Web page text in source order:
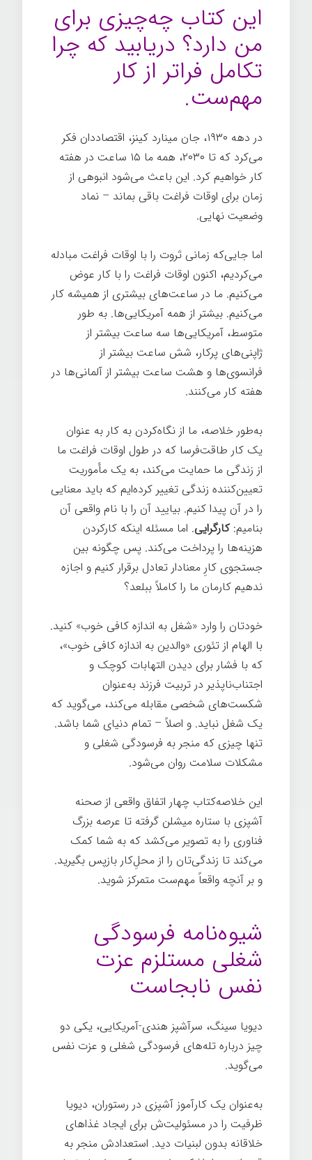
این کتاب چه‌چیزی برای
من دارد؟ دریابید که چرا
تکامل فراتر از کار
مهم‌ست.
در دهه ۱۹۳۰، جان مینارد کینز، اقتصاددان فکر
می‌کرد که تا ۲۰۳۰، همه ما ۱۵ ساعت در هفته
کار خواهیم کرد. این باعث می‌شود انبوهی از
زمان برای اوقات فراغت باقی بماند – نماد
وضعیت نهایی.
اما جایی‌که زمانی ثروت را با اوقات فراغت مبادله
می‌کردیم، اکنون اوقات فراغت را با کار عوض
می‌کنیم. ما در ساعت‌های بیشتری از همیشه کار
می‌کنیم. بیشتر از همه آمریکایی‌ها. به طور
متوسط، آمریکایی‌ها سه ساعت بیشتر از
ژاپنی‌های پرکار، شش ساعت بیشتر از
فرانسوی‌ها و هشت ساعت بیشتر از آلمانی‌ها در
هفته کار می‌کنند.
به‌طور خلاصه، ما از نگاه‌کردن به کار به عنوان
یک کار طاقت‌فرسا که در طول اوقات فراغت ما
از زندگی ما حمایت می‌کند، به یک مأموریت
تعیین‌کننده زندگی تغییر کرده‌ایم که باید معنایی
را در آن پیدا کنیم. بیایید آن را با نام واقعی آن
بنامیم:کارگرایی. اما مسئله اینکه کارکردن
هزینه‌ها را پرداخت می‌کند. پس چگونه بین
جستجوی کارِ معنادار تعادل برقرار کنیم و اجازه
ندهیم کارمان ما را کاملاً ببلعد؟
خودتان را وارد «شغل به اندازه کافی خوب» کنید.
با الهام از تئوری «والدین به اندازه کافی خوب»،
که با فشار برای دیدن التهابات کوچک و
اجتناب‌ناپذیر در تربیت فرزند به‌عنوان
شکست‌های شخصی مقابله می‌کند، می‌گوید که
یک شغل نباید. و اصلاً – تمام دنیای شما باشد.
تنها چیزی که منجر به فرسودگی شغلی و
مشکلات سلامت روان می‌شود.
این خلاصه‌کتاب چهار اتفاق واقعی از صحنه
آشپزی با ستاره میشلن گرفته تا عرصه بزرگ
فناوری را به تصویر می‌کشد که به شما کمک
می‌کند تا زندگی‌تان را از محل‌ِکار بازپس بگیرید.
و بر آنچه واقعاً مهم‌ست متمرکز شوید.
شیوه‌نامه فرسودگی
شغلی مستلزم عزت
نفس نابجاست
دیویا سینگ، سرآشپز هندی-آمریکایی، یکی دو
چیز درباره تله‌های فرسودگی شغلی و عزت نفس
می‌گوید.
به‌عنوان یک کارآموز آشپزی در رستوران، دیویا
ظرفیت را در مسئولیت‌ش برای ایجاد غذاهای
خلاقانه بدون لبنیات دید. استعدادش منجر به